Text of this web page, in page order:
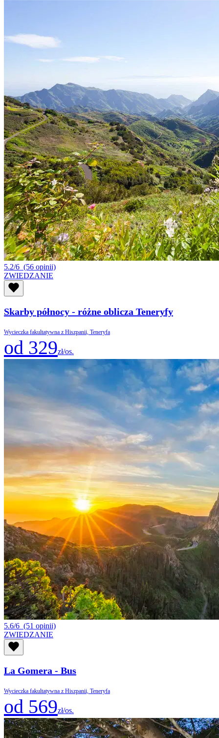
5.2/6 (56 opinii)
ZWIEDZANIE
Skarby północy - różne oblicza Teneryfy
Wycieczka fakultatywna z Hiszpanii, Teneryfa
od 329zł/os.
5.6/6 (51 opinii)
ZWIEDZANIE
La Gomera - Bus
Wycieczka fakultatywna z Hiszpanii, Teneryfa
od 569zł/os.